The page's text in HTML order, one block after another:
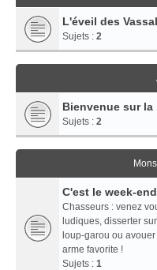
L'éveil des
Sujets : 2
Bienvenue sur
Sujets : 2
C'est le week-
Chasseurs : venez
ludiques, disserter
loup-garou ou
arme favorite !
Sujets : 1